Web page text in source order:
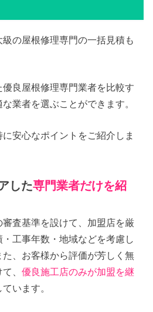
の屋根修理専門の一括見積も
良屋根修理専門業者を比較す
業者を選ぶことができます。
安心なポイントをご紹介しま
した専門業者だけを紹
査基準を設けて、加盟店を厳
工事年数・地域などを考慮し
、お客様から評価が芳しく無
て、優良施工店のみが加盟を継
ています。